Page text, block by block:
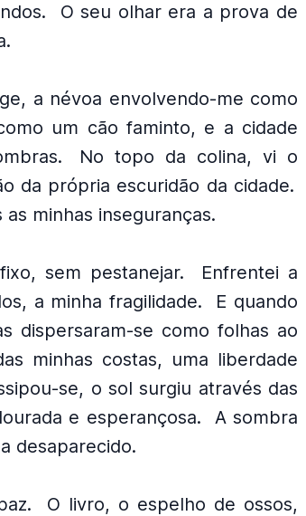
O seu olhar era a prova de
a névoa envolvendo-me como
um cão faminto, e a cidade
No topo da colina, vi o
da própria escuridão da cidade.
minhas inseguranças.
sem pestanejar.
Enfrentei a
a minha fragilidade.
E quando
dispersaram-se como folhas ao
minhas costas, uma liberdade
se, o sol surgiu através das
e esperançosa.
A sombra
desaparecido.
O livro, o espelho de ossos,